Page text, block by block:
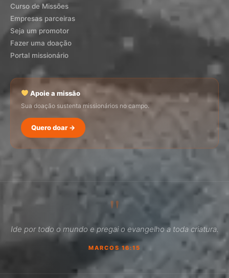
Curso de Missões
Empresas parceiras
Seja um promotor
Fazer uma doação
Portal missionário
Apoie a missão
Sua doação sustenta missionários no campo.
Quero doar →
"
Ide por todo o mundo e pregai o evangelho a toda criatura.
MARCOS 16:15
Como faço para doar?